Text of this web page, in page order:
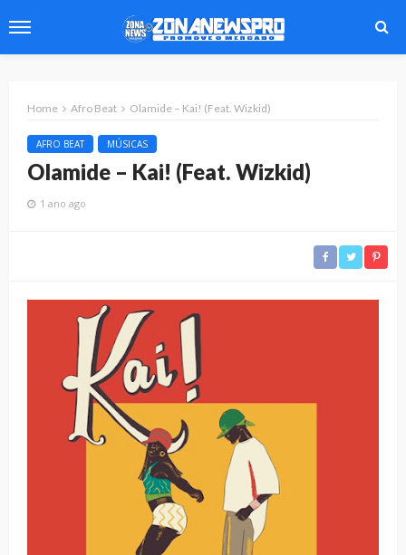
Home Afro Beat Olamide – Kai! (Feat. Wizkid)
AFRO BEAT MÚSICAS
Olamide – Kai! (Feat. Wizkid)
1 ano ago